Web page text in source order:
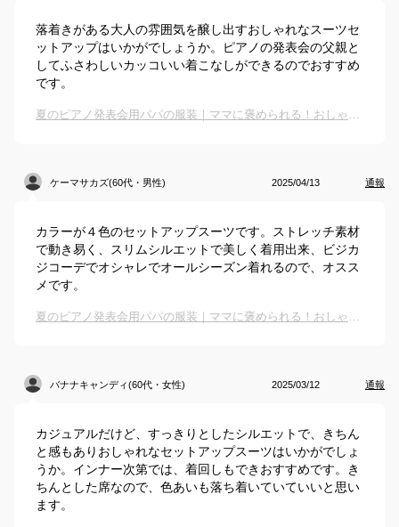
落着きがある大人の雰囲気を醸し出すおしゃれなスーツセ
ットアップはいかがでしょうか。ピアノの発表会の父親と
してふさわしいカッコいい着こなしができるのでおすすめ
です。
夏のピアノ発表会用パパの服装｜ママに褒められる！おしゃれなセットアップなどのおすすめは？
ケーマサカズ(60代・男性) 2025/04/13 通報
カラーが４色のセットアップスーツです。ストレッチ素材
で動き易く、スリムシルエットで美しく着用出来、ビジカ
ジコーデでオシャレでオールシーズン着れるので、オスス
メです。
夏のピアノ発表会用パパの服装｜ママに褒められる！おしゃれなセットアップなどのおすすめは？
バナナキャンディ(60代・女性) 2025/03/12 通報
カジュアルだけど、すっきりとしたシルエットで、きちん
と感もありおしゃれなセットアップスーツはいかがでしょ
うか。インナー次第では、着回しもできおすすめです。き
ちんとした席なので、色あいも落ち着いていていいと思い
ます。